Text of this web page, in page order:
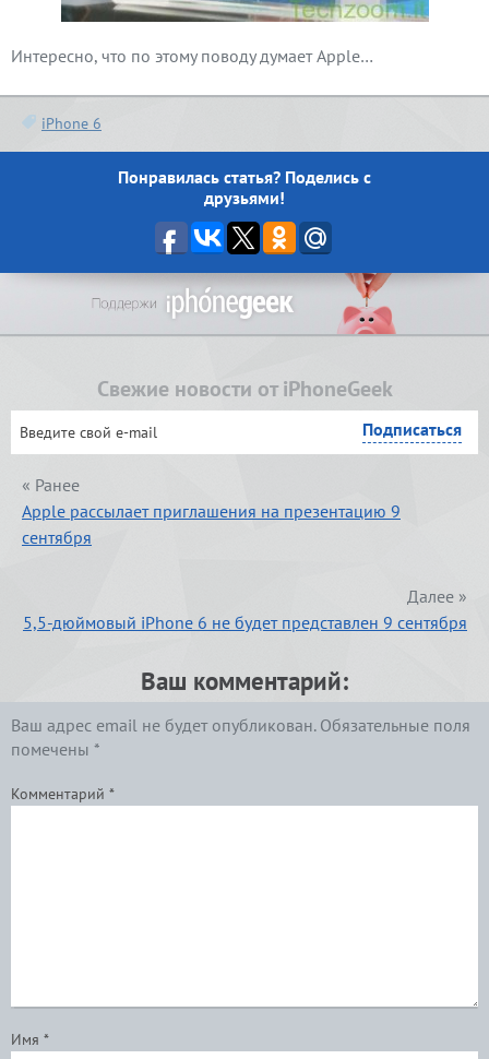
Интересно, что по этому поводу думает Apple…
iPhone 6
Понравилась статья? Поделись с
друзьями!
Свежие новости от iPhoneGeek
« Ранее
Apple рассылает приглашения на презентацию 9
сентября
Далее »
5,5-дюймовый iPhone 6 не будет представлен 9 сентября
Ваш комментарий:
Ваш адрес email не будет опубликован. Обязательные поля
помечены *
Комментарий *
Имя *